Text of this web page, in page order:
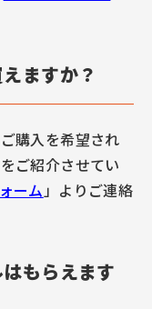
ますか？
購入を希望され
ご紹介させてい
ーム」よりご連絡
もらえます